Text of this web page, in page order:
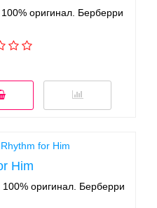
оригинал. Берберри
Him
оригинал. Берберри